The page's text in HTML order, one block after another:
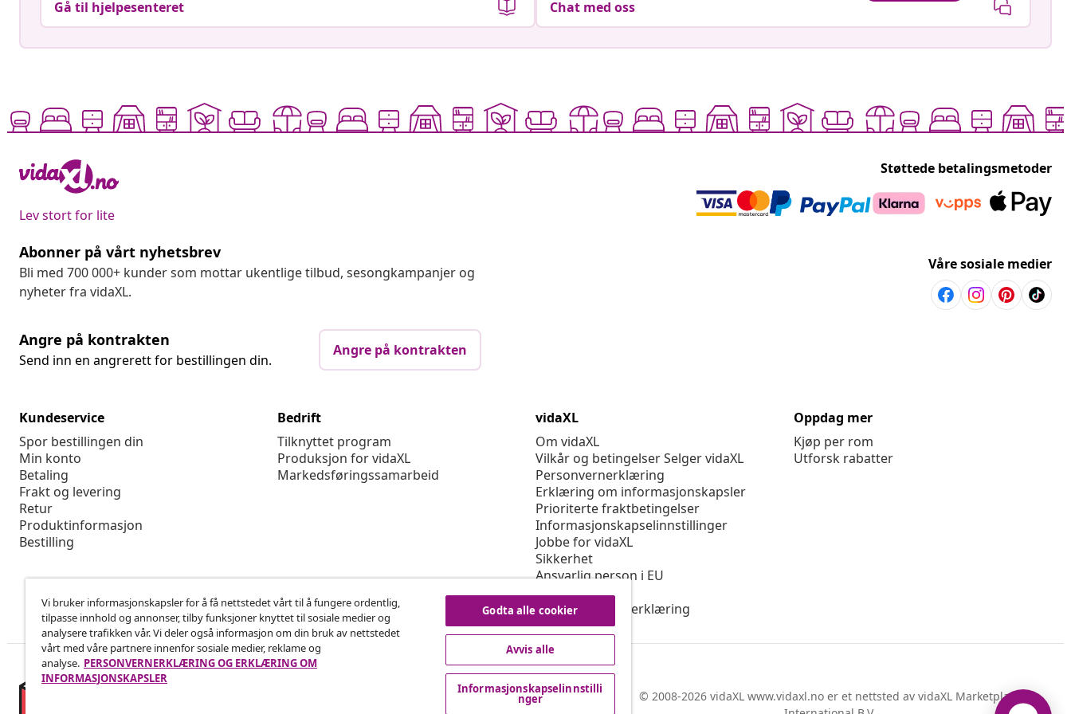
Gå til hjelpesenteret Chat med oss
Lev stort for lite
Støttede betalingsmetoder
Abonner på vårt nyhetsbrev
Bli med 700 000+ kunder som mottar ukentlige tilbud, sesongkampanjer og
nyheter fra vidaXL.
Våre sosiale medier
Angre på kontrakten
Send inn en angrerett for bestillingen din.
Angre på kontrakten
Kundeservice
Spor bestillingen din
Min konto
Betaling
Frakt og levering
Retur
Produktinformasjon
Bestilling
Bedrift
Tilknyttet program
Produksjon for vidaXL
Markedsføringssamarbeid
vidaXL
Om vidaXL
Vilkår og betingelser Selger vidaXL
Personvernerklæring
Erklæring om informasjonskapsler
Prioriterte fraktbetingelser
Informasjonskapselinnstillinger
Jobbe for vidaXL
Sikkerhet
Ansvarlig person i EU
Politikken EPR
Tilgjengelighetserklæring
Oppdag mer
Kjøp per rom
Utforsk rabatter
© 2008-2026 vidaXL www.vidaxl.no er et nettsted av vidaXL Marketplace
Vi bruker informasjonskapsler for å få nettstedet vårt til å fungere ordentlig,
tilpasse innhold og annonser, tilby funksjoner knyttet til sosiale medier og
analysere trafikken vår. Vi deler også informasjon om din bruk av nettstedet
vårt med våre partnere innenfor sosiale medier, reklame og
analyse. PERSONVERNERKLÆRING OG ERKLÆRING OM
INFORMASJONSKAPSLER
Godta alle cookier
Avvis alle
Informasjonskapselinnstilli
nger